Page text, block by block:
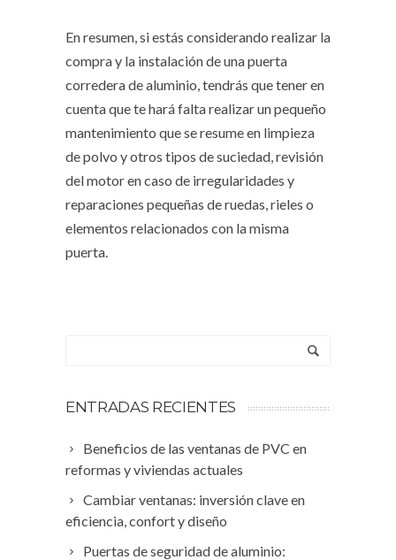
En resumen, si estás considerando realizar la
compra y la instalación de una puerta
corredera de aluminio, tendrás que tener en
cuenta que te hará falta realizar un pequeño
mantenimiento que se resume en limpieza
de polvo y otros tipos de suciedad, revisión
del motor en caso de irregularidades y
reparaciones pequeñas de ruedas, rieles o
elementos relacionados con la misma
puerta.
ENTRADAS RECIENTES
Beneficios de las ventanas de PVC en
reformas y viviendas actuales
Cambiar ventanas: inversión clave en
eficiencia, confort y diseño
Puertas de seguridad de aluminio: